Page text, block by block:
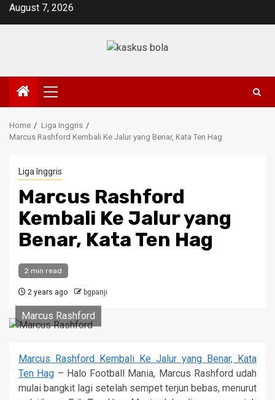
SkipAugust 7, 2026
Primary
Menu
Home
Liga Inggris
Marcus Rashford Kembali Ke Jalur yang Benar, Kata Ten Hag
Liga Inggris
Marcus Rashford
Kembali Ke Jalur yang
Benar, Kata Ten Hag
2 min read
2 years ago bgpanji
Marcus Rashford
Marcus Rashford Kembali Ke Jalur yang Benar, Kata
Ten Hag – Halo Football Mania, Marcus Rashford udah
mulai bangkit lagi setelah sempet terjun bebas, menurut